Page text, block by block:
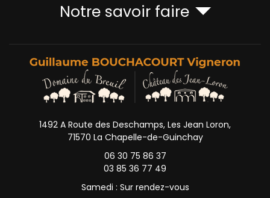
Notre savoir faire
1492 A Route des Deschamps, Les Jean Loron,
71570 La Chapelle-de-Guinchay
06 30 75 86 37
03 85 36 77 49
Samedi : Sur rendez-vous